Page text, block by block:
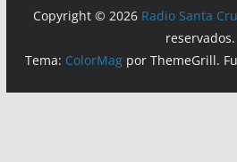
Copyright © 2026 Radio Santa
reservados.
Tema: ColorMag por ThemeGrill.